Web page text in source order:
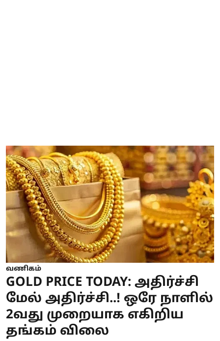
வணிகம்
GOLD PRICE TODAY: அதிர்ச்சி
மேல் அதிர்ச்சி..! ஒரே நாளில்
2வது முறையாக எகிறிய
தங்கம் விலை